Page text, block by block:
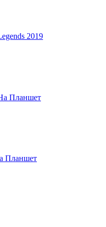
2019
Планшет
Планшет